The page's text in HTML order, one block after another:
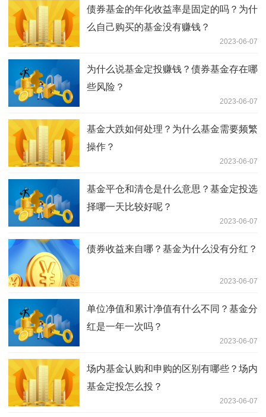
债券基金的年化收益率是固定的吗？为什
么自己购买的基金没有赚钱？
2023-06-07
为什么说基金定投赚钱？债券基金存在哪
些风险？
2023-06-07
基金大跌如何处理？为什么基金需要频繁
操作？
2023-06-07
基金平仓和清仓是什么意思？基金定投选
择哪一天比较好呢？
2023-06-07
债券收益来自哪？基金为什么没有分红？
2023-06-07
单位净值和累计净值有什么不同？基金分
红是一年一次吗？
2023-06-07
场内基金认购和申购的区别有哪些？场内
基金定投怎么投？
2023-06-07